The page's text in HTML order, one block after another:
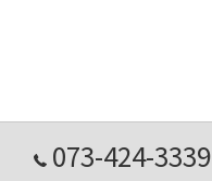
073-424-3339